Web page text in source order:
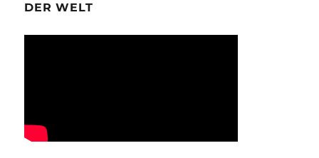
DER WELT